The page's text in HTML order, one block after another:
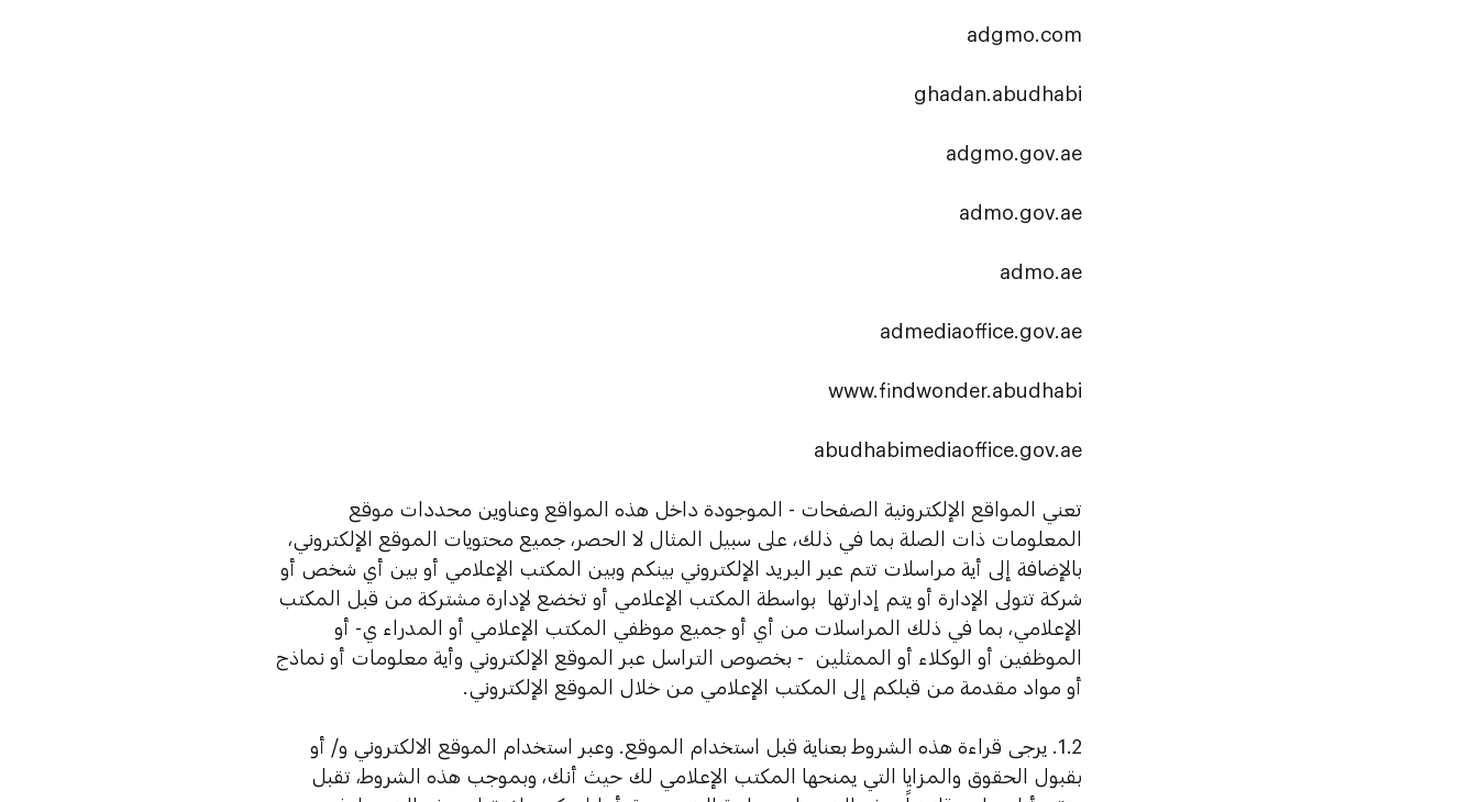
adgmo.com
ghadan.abudhabi
adgmo.gov.ae
admo.gov.ae
admo.ae
admediaoffice.gov.ae
www.findwonder.abudhabi
abudhabimediaoffice.gov.ae
تعني المواقع الإلكترونية الصفحات - الموجودة داخل هذه المواقع وعناوين محددات موقع
المعلومات ذات الصلة بما في ذلك، على سبيل المثال لا الحصر، جميع محتويات الموقع الإلكتروني،
بالإضافة إلى أية مراسلات تتم عبر البريد الإلكتروني بينكم وبين المكتب الإعلامي أو بين أي شخص أو
شركة تتولى الإدارة أو يتم إدارتها بواسطة المكتب الإعلامي أو تخضع لإدارة مشتركة من قبل المكتب
الإعلامي، بما في ذلك المراسلات من أي أو جميع موظفي المكتب الإعلامي أو المدراء ي- أو
الموظفين أو الوكلاء أو الممثلين - بخصوص التراسل عبر الموقع الإلكتروني وأية معلومات أو نماذج
أو مواد مقدمة من قبلكم إلى المكتب الإعلامي من خلال الموقع الإلكتروني.
1.2. يرجى قراءة هذه الشروط بعناية قبل استخدام الموقع. وعبر استخدام الموقع الالكتروني و/ أو
بقبول الحقوق والمزايا التي يمنحها المكتب الإعلامي لك حيث أنك، وبموجب هذه الشروط، تقبل